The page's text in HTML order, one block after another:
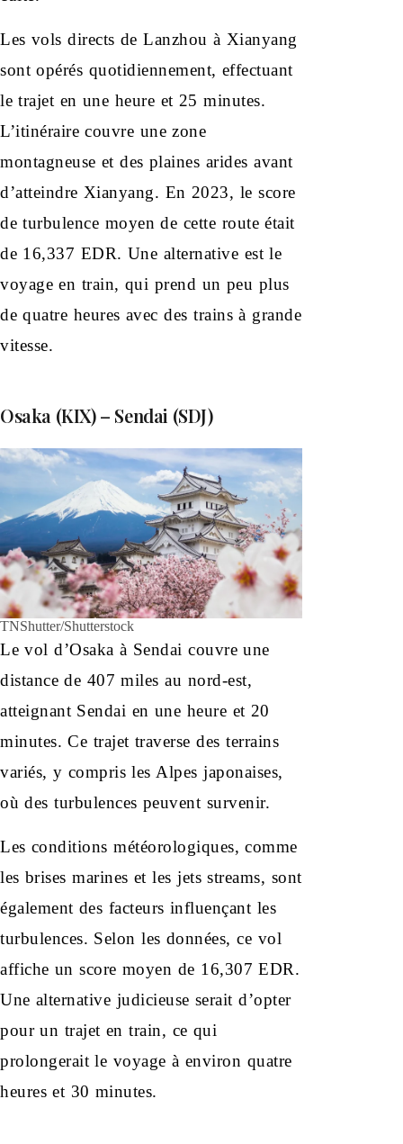
Les vols directs de Lanzhou à Xianyang
sont opérés quotidiennement, effectuant
le trajet en une heure et 25 minutes.
L’itinéraire couvre une zone
montagneuse et des plaines arides avant
d’atteindre Xianyang. En 2023, le score
de turbulence moyen de cette route était
de 16,337 EDR. Une alternative est le
voyage en train, qui prend un peu plus
de quatre heures avec des trains à grande
vitesse.
Osaka (KIX) – Sendai (SDJ)
TNShutter/Shutterstock
Le vol d’Osaka à Sendai couvre une
distance de 407 miles au nord-est,
atteignant Sendai en une heure et 20
minutes. Ce trajet traverse des terrains
variés, y compris les Alpes japonaises,
où des turbulences peuvent survenir.
Les conditions météorologiques, comme
les brises marines et les jets streams, sont
également des facteurs influençant les
turbulences. Selon les données, ce vol
affiche un score moyen de 16,307 EDR.
Une alternative judicieuse serait d’opter
pour un trajet en train, ce qui
prolongerait le voyage à environ quatre
heures et 30 minutes.